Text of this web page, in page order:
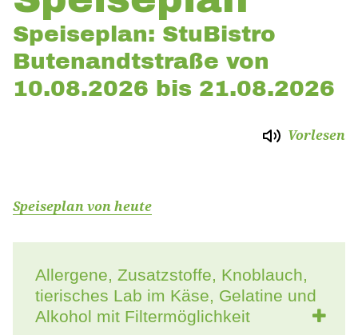
Speiseplan: StuBistro
Butenandtstraße von
10.08.2026 bis 21.08.2026
Vorlesen
Speiseplan von heute
Allergene, Zusatzstoffe, Knoblauch,
tierisches Lab im Käse, Gelatine und
Alkohol mit Filtermöglichkeit